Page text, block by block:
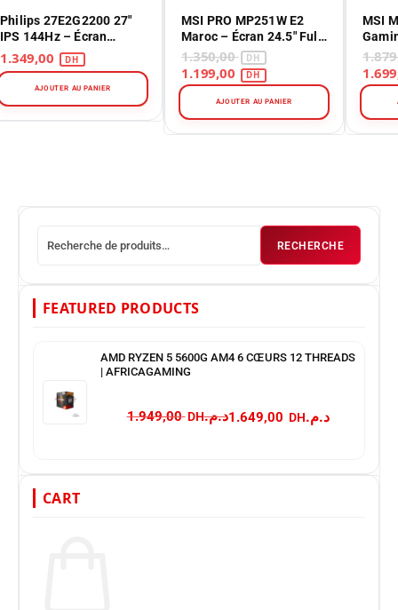
Philips 27E2G2200 27"
IPS 144Hz – Écran
Gaming Full HD au
Maroc
AJOUTER AU PANIER
MSI PRO MP251W E2
Maroc – Écran 24.5″ Full
HD 100Hz – Moniteur
Pro Blanc – Maroc
1.350,00
AJOUTER AU PANIER
MSI
Maroc
RECHERCHE
FEATURED PRODUCTS
AMD RYZEN 5 5600G AM4 6 CŒURS 12 THREADS
| AFRICAGAMING
د.م. 1.949,00 د.م.
CART